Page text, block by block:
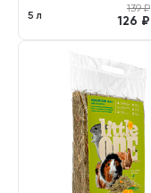
5 л
139₽
126 ₽